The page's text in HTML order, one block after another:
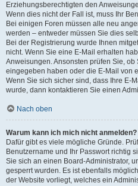
Erziehungsberechtigten den
Wenn dies nicht der Fall ist, muss Ihr
Bei einigen Foren müssen alle neu
werden – entweder müssen Sie dies
Bei der Registrierung wurde Ihnen
nicht. Wenn Sie eine E-Mail erhalten
Anweisungen. Ansonsten prüfen Sie,
eingegeben haben oder die E-Mail von
Wenn Sie sich sicher sind, dass Ihre E-
wurde, dann kontaktieren Sie einen
Nach oben
Warum kann ich mich nicht anmelden?
Dafür gibt es viele mögliche Gründe.
Benutzername und Ihr Passwort richtig
Sie sich an einen Board-Administrator,
gesperrt wurden. Es ist ebenfalls
der Website vorliegt, welches ein